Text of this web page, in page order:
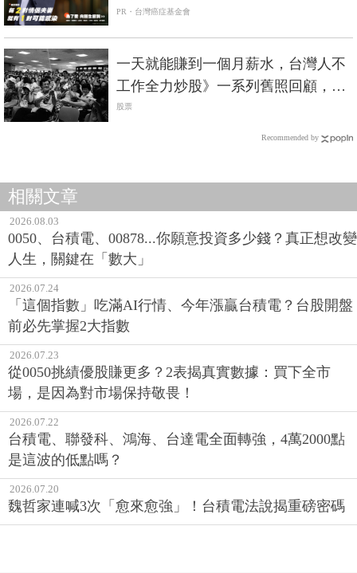
PR・台灣癌症基金會
一天就能賺到一個月薪水，台灣人不
工作全力炒股》一系列舊照回顧，台
股的夢幻年代
股票
Recommended by
相關文章
2026.08.03
0050、台積電、00878...你願意投資多少錢？真正想改變
人生，關鍵在「數大」
2026.07.24
「這個指數」吃滿AI行情、今年漲贏台積電？台股開盤
前必先掌握2大指數
2026.07.23
從0050挑績優股賺更多？2表揭真實數據：買下全市
場，是因為對市場保持敬畏！
2026.07.22
台積電、聯發科、鴻海、台達電全面轉強，4萬2000點
是這波的低點嗎？
2026.07.20
魏哲家連喊3次「愈來愈強」！台積電法說揭重磅密碼